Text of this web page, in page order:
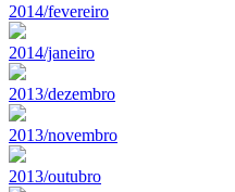
2014/fevereiro
2014/janeiro
2013/dezembro
2013/novembro
2013/outubro